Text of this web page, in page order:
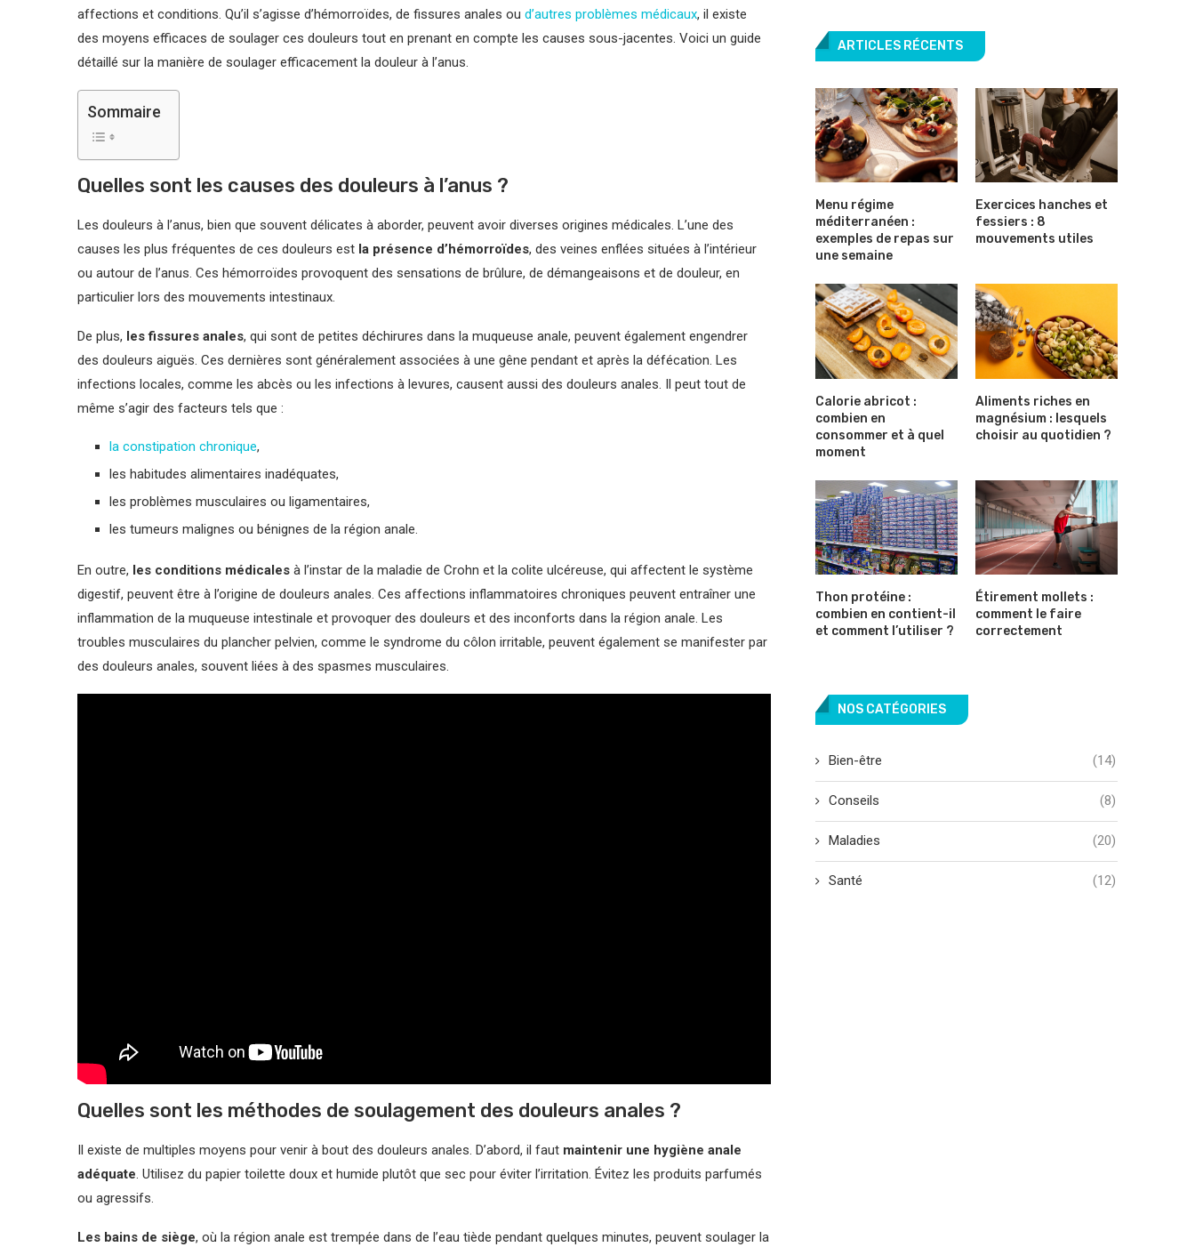
affections et conditions. Qu’il s’agisse d’hémorroïdes, de fissures anales ou d’autres problèmes médicaux, il existe
des moyens efficaces de soulager ces douleurs tout en prenant en compte les causes sous-jacentes. Voici un guide
détaillé sur la manière de soulager efficacement la douleur à l’anus.
Sommaire
Quelles sont les causes des douleurs à l’anus ?
Les douleurs à l’anus, bien que souvent délicates à aborder, peuvent avoir diverses origines médicales. L’une des
causes les plus fréquentes de ces douleurs est la présence d’hémorroïdes, des veines enflées situées à l’intérieur
ou autour de l’anus. Ces hémorroïdes provoquent des sensations de brûlure, de démangeaisons et de douleur, en
particulier lors des mouvements intestinaux.
De plus, les fissures anales, qui sont de petites déchirures dans la muqueuse anale, peuvent également engendrer
des douleurs aiguës. Ces dernières sont généralement associées à une gêne pendant et après la défécation. Les
infections locales, comme les abcès ou les infections à levures, causent aussi des douleurs anales. Il peut tout de
même s’agir des facteurs tels que :
la constipation chronique,
les habitudes alimentaires inadéquates,
les problèmes musculaires ou ligamentaires,
les tumeurs malignes ou bénignes de la région anale.
En outre, les conditions médicales à l’instar de la maladie de Crohn et la colite ulcéreuse, qui affectent le système
digestif, peuvent être à l’origine de douleurs anales. Ces affections inflammatoires chroniques peuvent entraîner une
inflammation de la muqueuse intestinale et provoquer des douleurs et des inconforts dans la région anale. Les
troubles musculaires du plancher pelvien, comme le syndrome du côlon irritable, peuvent également se manifester par
des douleurs anales, souvent liées à des spasmes musculaires.
Quelles sont les méthodes de soulagement des douleurs anales ?
Il existe de multiples moyens pour venir à bout des douleurs anales. D’abord, il faut maintenir une hygiène anale
adéquate. Utilisez du papier toilette doux et humide plutôt que sec pour éviter l’irritation. Évitez les produits parfumés
ou agressifs.
Les bains de siège, où la région anale est trempée dans de l’eau tiède pendant quelques minutes, peuvent soulager la
ARTICLES RÉCENTS
Menu régime
méditerranéen :
exemples de repas sur
une semaine
Exercices hanches et
fessiers : 8
mouvements utiles
Calorie abricot :
combien en
consommer et à quel
moment
Aliments riches en
magnésium : lesquels
choisir au quotidien ?
Thon protéine :
combien en contient-il
et comment l’utiliser ?
Étirement mollets :
comment le faire
correctement
NOS CATÉGORIES
Bien-être (14)
Conseils (8)
Maladies (20)
Santé (12)